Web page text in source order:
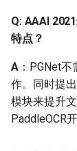
识别，方
来的模型
Q: 如何
视频中的
Q: 相机采
Q: AAAI
特点？
A ：PGNet
作。同时提
模块来提升
PaddleOCR开